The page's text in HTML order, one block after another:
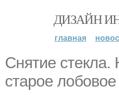
ДИЗАЙН
главная
Снятие стекла.
старое лобовое